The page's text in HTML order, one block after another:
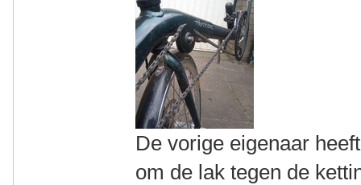
De vorige eigenaar
om de lak tegen de